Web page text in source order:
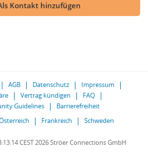
Kontakt hinzufügen
AGB Datenschutz
Impressum
Vertrag kündigen
FAQ
Guidelines
Barrierefreiheit
Frankreich Schweden
CEST 2026 Ströer Connections GmbH